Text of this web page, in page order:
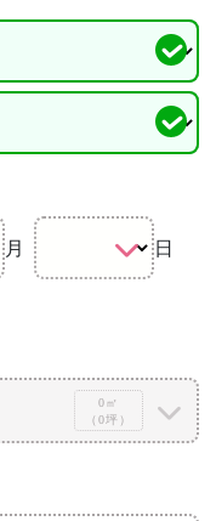
月 日
0㎡
（0坪）